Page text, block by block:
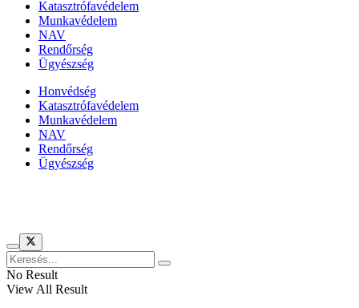
Katasztrófavédelem
Munkavédelem
NAV
Rendőrség
Ügyészség
Honvédség
Katasztrófavédelem
Munkavédelem
NAV
Rendőrség
Ügyészség
No Result
View All Result